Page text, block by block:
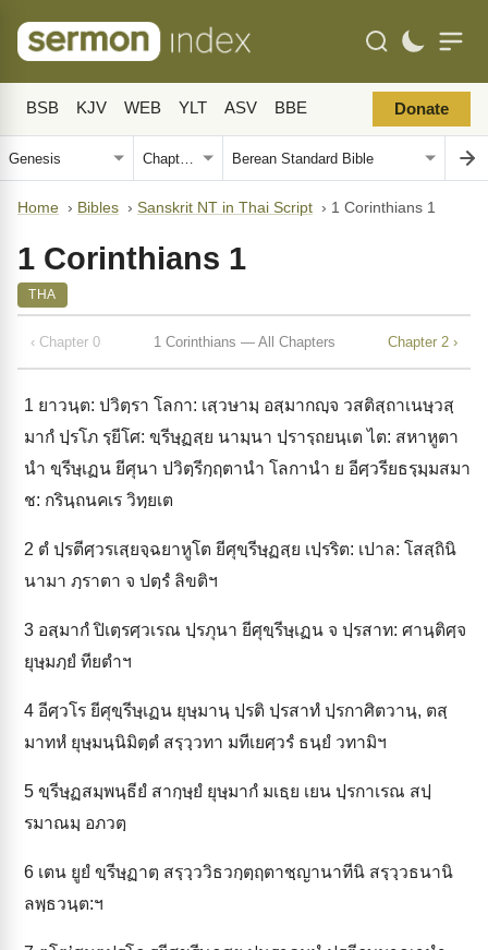
BSB KJV WEB YLT ASV BBE Donate
Home › Bibles › Sanskrit NT in Thai Script › 1 Corinthians 1
1 Corinthians 1
THA
‹ Chapter 0 1 Corinthians — All Chapters Chapter 2 ›
1 ยาวนฺต: ปวิตฺรา โลกา: เสฺวษามฺ อสฺมากญฺจ วสติสฺถาเนษฺวสฺ
มากํ ปฺรโภ รฺยีโศ: ขฺรีษฺฏสฺย นามฺนา ปฺรารฺถยนฺเต ไต: สหาหูตา
นำ ขฺรีษฺเฏน ยีศุนา ปวิตฺรีกฺฤตานำ โลกานำ ย อีศฺวรียธรฺมฺมสมา
ช: กรินฺถนคเร วิทฺยเต
2 ตํ ปฺรตีศฺวรเสฺยจฺฉยาหูโต ยีศุขฺรีษฺฏสฺย เปฺรริต: เปาล: โสสฺถินิ
นามา ภฺราตา จ ปตฺรํ ลิขติฯ
3 อสฺมากํ ปิเตฺรศฺวเรณ ปฺรภุนา ยีศุขฺรีษฺเฏน จ ปฺรสาท: ศานฺติศฺจ
ยุษฺมภฺยํ ทียตำฯ
4 อีศฺวโร ยีศุขฺรีษฺเฏน ยุษฺมานฺ ปฺรติ ปฺรสาทํ ปฺรกาศิตวานฺ, ตสฺ
มาทหํ ยุษฺมนฺนิมิตฺตํ สรฺวฺวทา มทีเยศฺวรํ ธนฺยํ วทามิฯ
5 ขฺรีษฺฏสมฺพนฺธียํ สากฺษฺยํ ยุษฺมากํ มเธฺย เยน ปฺรกาเรณ สปฺ
รมาณมฺ อภวตฺ
6 เตน ยูยํ ขฺรีษฺฏาตฺ สรฺวฺววิธวกฺตฺฤตาชฺญานาทีนิ สรฺวฺวธนานิ
ลพฺธวนฺต:ฯ